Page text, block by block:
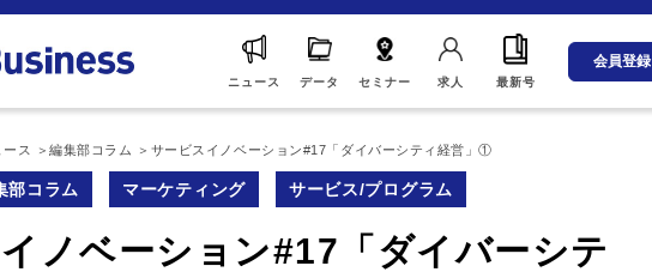
ニュース データ セミナー 求人 最新号
会員登録
ース 編集部コラム サービスイノベーション#17「ダイバーシティ経営」①
部コラム マーケティング サービス/プログラム
ノベーション#17「ダイバーシテ